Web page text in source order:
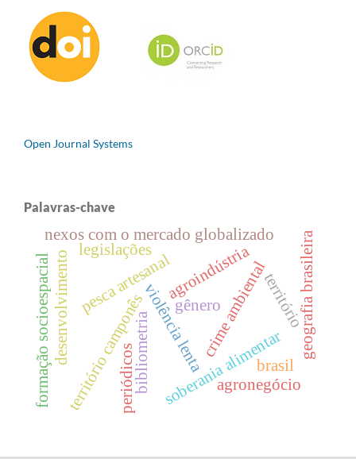
Open Journal Systems
Palavras-chave
território camponêsviolência lenta
agroindústria
soberania alimentar
crime ambientalterritório
gênero
pesca artesanal
nexos com o mercado globalizado
desenvolvimento geografia brasileira
bibliometria
periódicos
formação socioespacial agronegócio
legislações
brasil